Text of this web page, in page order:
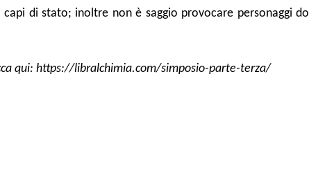
di stato; inoltre non è saggio provocare personaggi
qui:https://libralchimia.com/simposio-parte-terza/